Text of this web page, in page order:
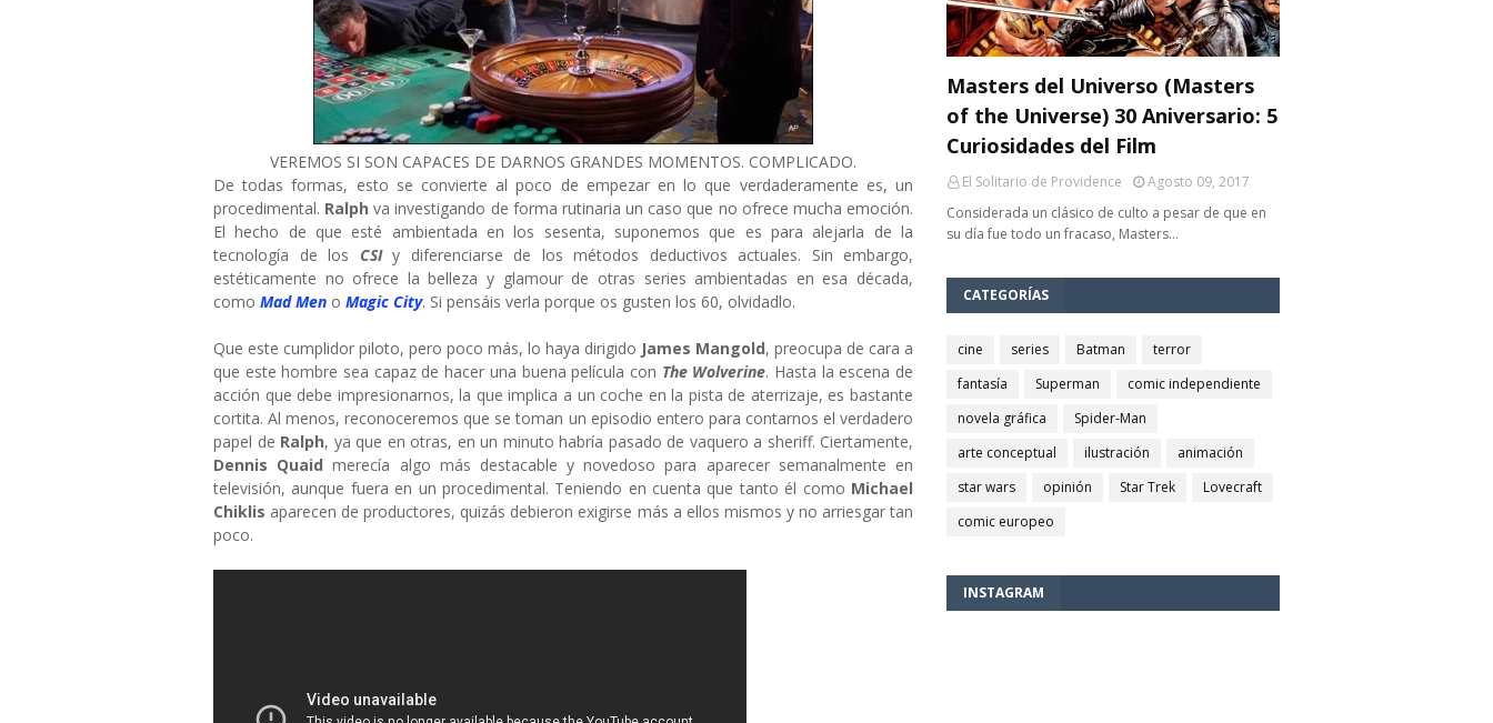
VEREMOS SI SON CAPACES DE DARNOS GRANDES MOMENTOS. COMPLICADO.
De todas formas, esto se convierte al poco de empezar en lo que verdaderamente es, un
procedimental. Ralph va investigando de forma rutinaria un caso que no ofrece mucha emoción.
El hecho de que esté ambientada en los sesenta, suponemos que es para alejarla de la
tecnología de los CSIy diferenciarse de los métodos deductivos actuales. Sin embargo,
estéticamente no ofrece la belleza y glamour de otras series ambientadas en esa década,
como Mad Men o Magic City. Si pensáis verla porque os gusten los 60, olvidadlo.
Que este cumplidor piloto, pero poco más, lo haya dirigido James Mangold, preocupa de cara a
que este hombre sea capaz de hacer una buena película con The Wolverine. Hasta la escena de
acción que debe impresionarnos, la que implica a un coche en la pista de aterrizaje, es bastante
cortita. Al menos, reconoceremos que se toman un episodio entero para contarnos el verdadero
papel de Ralph, ya que en otras, en un minuto habría pasado de vaquero a sheriff. Ciertamente,
Dennis Quaidmerecía algo más destacable y novedoso para aparecer semanalmente en
televisión, aunque fuera en un procedimental. Teniendo en cuenta que tanto él como Michael
Chiklis aparecen de productores, quizás debieron exigirse más a ellos mismos y no arriesgar tan
poco.
Masters del Universo (Masters
of the Universe) 30 Aniversario: 5
Curiosidades del Film
El Solitario de Providence
Agosto 09, 2017
Considerada un clásico de culto a pesar de que en
su día fue todo un fracaso, Masters…
CATEGORÍAS
cine series Batman
terror
fantasía
Superman
comic independiente
novela gráfica
Spider-Man
arte conceptual
ilustración
animación
star wars
opinión Star Trek
Lovecraft
comic europeo
INSTAGRAM